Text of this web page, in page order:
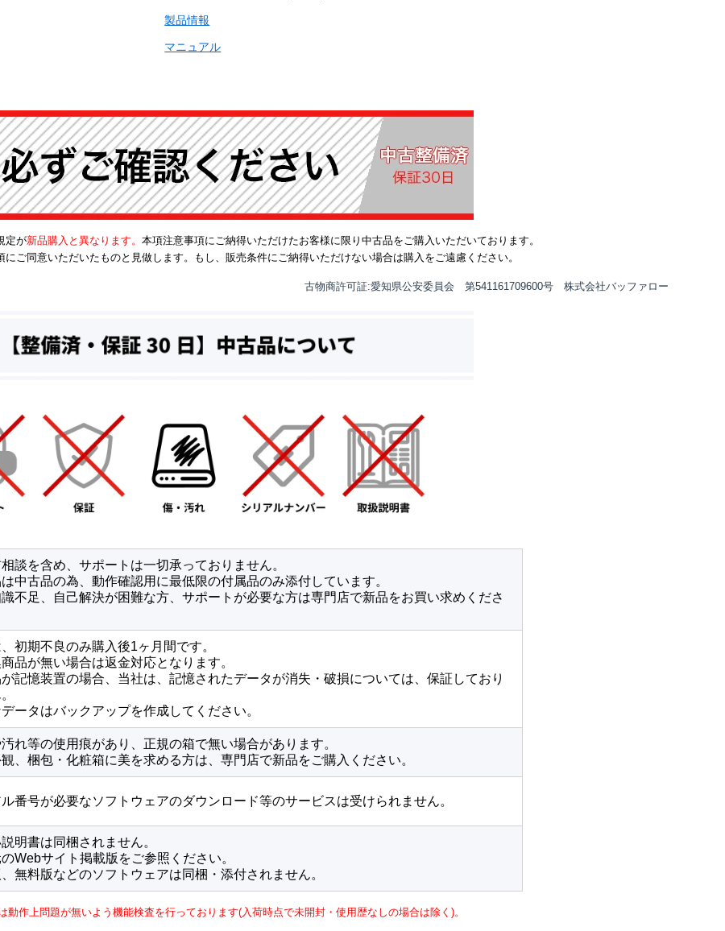
製品情報
マニュアル
定が新品購入と異なります。 本項注意事項にご納得いただけたお客様に限り中古品をご購入いただいております。
ご同意いただいたものと見做します。もし、販売条件にご納得いただけない場合は購入をご遠慮ください。
古物商許可証:愛知県公安委員会 第541161709600号 株式会社バッファロー
談を含め、サポートは一切承っておりません。
中古品の為、動作確認用に最低限の付属品のみ添付しています。
不足、自己解決が困難な方、サポートが必要な方は専門店で新品をお買い求めくださ
初期不良のみ購入後1ヶ月間です。
品が無い場合は返金対応となります。
記憶装置の場合、当社は、記憶されたデータが消失・破損については、保証しており
ータはバックアップを作成してください。
れ等の使用痕があり、正規の箱で無い場合があります。
、梱包・化粧箱に美を求める方は、専門店で新品をご購入ください。
番号が必要なソフトウェアのダウンロード等のサービスは受けられません。
明書は同梱されません。
Webサイト掲載版をご参照ください。
無料版などのソフトウェアは同梱・添付されません。
動作上問題が無いよう機能検査を行っております(入荷時点で未開封・使用歴なしの場合は除く)。